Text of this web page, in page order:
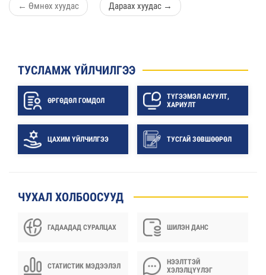
← Өмнөх хуудас Дараах хуудас →
ТУСЛАМЖ ҮЙЛЧИЛГЭЭ
ӨРГӨДӨЛ ГОМДОЛ
ТҮГЭЭМЭЛ АСУУЛТ,
ХАРИУЛТ
ЦАХИМ ҮЙЛЧИЛГЭЭ ТУСГАЙ ЗӨВШӨӨРӨЛ
ЧУХАЛ ХОЛБООСУУД
ГАДААДАД СУРАЛЦАХ ШИЛЭН ДАНС
СТАТИСТИК МЭДЭЭЛЭЛ
НЭЭЛТТЭЙ
ХЭЛЭЛЦҮҮЛЭГ